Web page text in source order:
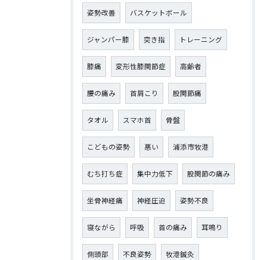
姿勢改善 バスケットボール
ジャンパー膝 突き指 トレーニング
膝痛 変形性膝関節症 高齢者
腰の痛み 首肩こり 股関節痛
タオル スマホ首 骨盤
こどもの姿勢 悪い 浦添市牧港
むち打ち症 集中力低下 股関節の痛み
坐骨神経痛 神経圧迫 姿勢不良
寝ながら 呼吸 首の痛み 耳鳴り
側頭部 不良姿勢 牧港鍼灸